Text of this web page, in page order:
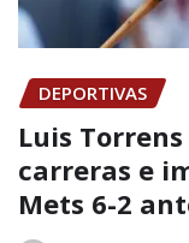
DEPORTIVAS
Luis
carreras e
Mets 6-2